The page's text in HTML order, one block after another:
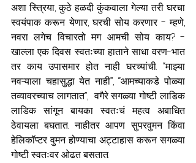
अशा स्त्रिया, कुठे हळदी कुंकवाला गेल्या तरी घरचा
स्वयंपाक करून येणार, घरची सोय करणार - म्हणे,
नवरा लगेच विचारतो मग आमची सोय काय? -
खाल्ला एक दिवस स्वतःच्या हाताने साधा वरण-भात
तर काय उपासमार होत नाही घरच्यांची. “माझ्या
नवऱ्याला चहासुद्धा येत नाही”, “आमच्याकडे पोळ्या
तव्यावरच्याच लागतात”,  वगैरे सगळ्या गोष्टी लाडिक
लाडिक सांगून बायका स्वतःचं महत्व अबाधित
ठेवायला बघतात. नाहीतर आपण सुपरवुमन किंवा
हेलिकॉप्टर वुमन होण्याचा अट्टाहास करून सगळ्या
गोष्टी स्वतःवर ओढत बसतात.